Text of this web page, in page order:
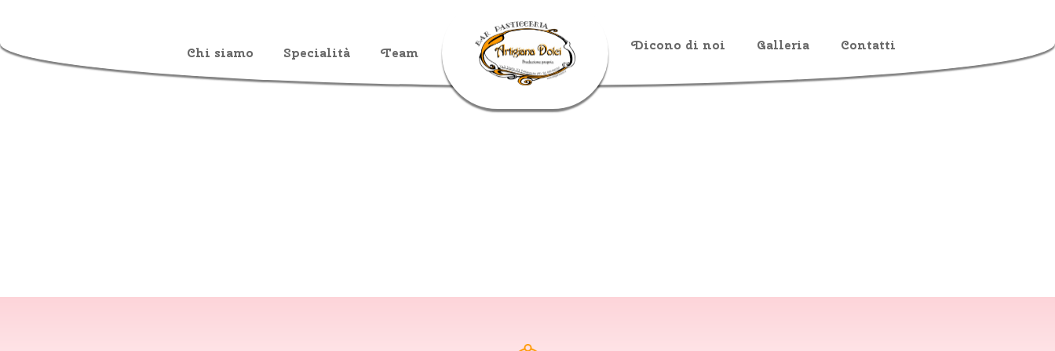
Chi siamo Specialità Team Dicono di noi Galleria Contatti